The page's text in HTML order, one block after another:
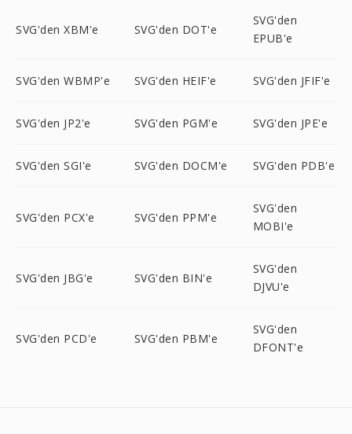
SVG'den XBM'e SVG'den DOT'e
SVG'den
EPUB'e
SVG'den WBMP'e SVG'den HEIF'e SVG'den JFIF'e
SVG'den JP2'e SVG'den PGM'e SVG'den JPE'e
SVG'den SGI'e SVG'den DOCM'e SVG'den PDB'e
SVG'den PCX'e SVG'den PPM'e
SVG'den
MOBI'e
SVG'den JBG'e SVG'den BIN'e
SVG'den
DJVU'e
SVG'den PCD'e SVG'den PBM'e
SVG'den
DFONT'e